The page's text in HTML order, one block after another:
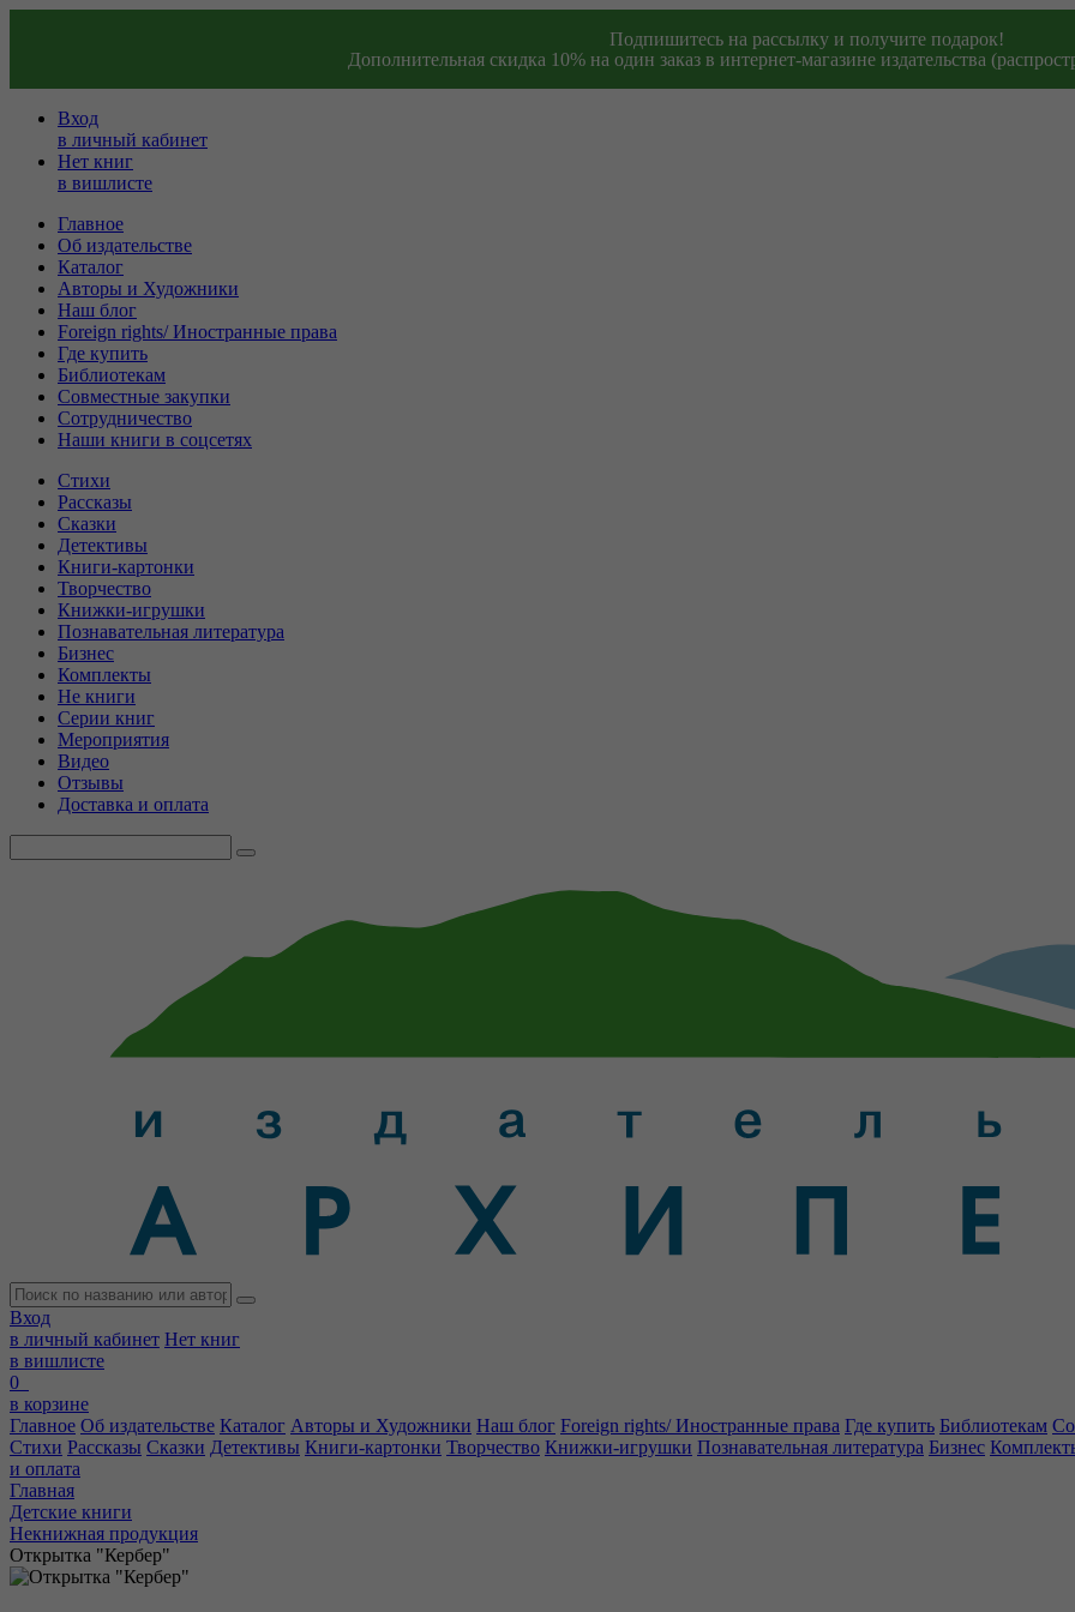
Подпишитесь на рассылку и получите подарок!
Дополнительная скидка 10% на один заказ в интернет-магазине издательства
Вход
в личный кабинет
Нет книг
в вишлисте
Главное
Об издательстве
Каталог
Авторы и Художники
Наш блог
Foreign rights/ Иностранные права
Где купить
Библиотекам
Совместные закупки
Сотрудничество
Наши книги в соцсетях
Стихи
Рассказы
Сказки
Детективы
Книги-картонки
Творчество
Книжки-игрушки
Познавательная литература
Бизнес
Комплекты
Не книги
Серии книг
Мероприятия
Видео
Отзывы
Доставка и оплата
Вход
в личный кабинет Нет книг
в вишлисте
0
в корзине
Главное Об издательстве Каталог Авторы и Художники Наш блог Foreign rights/ Иностранные права Где купить Библиотекам
Стихи Рассказы Сказки Детективы Книги-картонки Творчество Книжки-игрушки Познавательная литература Бизнес
и оплата
Главная
Детские книги
Некнижная продукция
Открытка "Кербер"